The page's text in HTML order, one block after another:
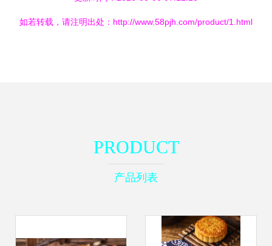
如若转载，请注明出处：http://www.58pjh.com/product/1.html
PRODUCT
产品列表